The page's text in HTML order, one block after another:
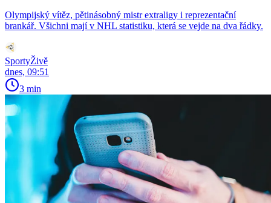
Olympijský vítěz, pětinásobný mistr extraligy i reprezentační
brankář. Všichni mají v NHL statistiku, která se vejde na dva řádky.
SportyŽivě
dnes, 09:51
3 min